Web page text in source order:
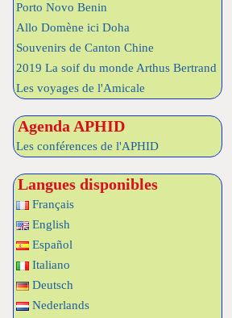
Porto Novo Benin
Allo Domène ici Doha
Souvenirs de Canton Chine
2019 La soif du monde Arthus Bertrand
Les voyages de l'Amicale
Agenda APHID
Les conférences de l'APHID
Langues disponibles
Français
English
Español
Italiano
Deutsch
Nederlands